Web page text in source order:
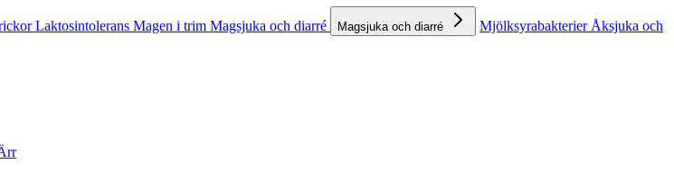
Laktosintolerans Magen i trim Magsjuka och diarré Magsjuka och diarré Mjölksyrabakterier Åksjuka och